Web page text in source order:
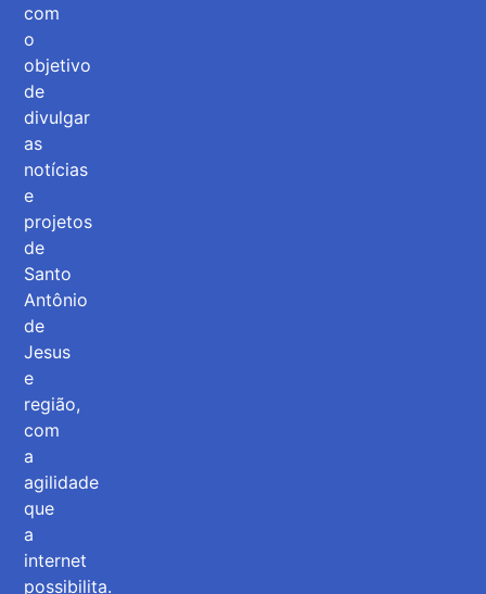
com
o
objetivo
de
divulgar
as
notícias
e
projetos
de
Santo
Antônio
de
Jesus
e
região,
com
a
agilidade
que
a
internet
possibilita.